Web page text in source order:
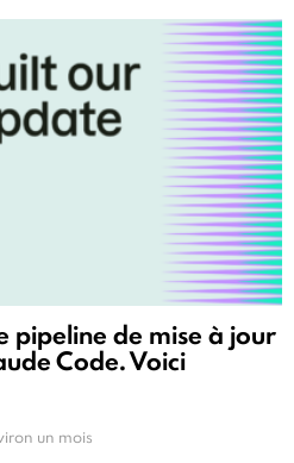
pipeline de mise à jour
Code. Voici
un mois